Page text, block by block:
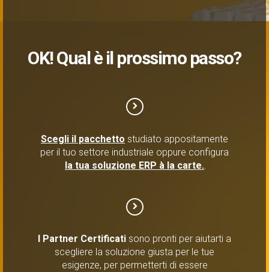
OK! Qual è il prossimo passo?
Scegli il pacchetto studiato appositamente
per il tuo settore industriale oppure configura
la tua soluzione ERP à la carte..
I Partner Certificati sono pronti per aiutarti a
scegliere la soluzione giusta per le tue
esigenze, per permetterti di essere